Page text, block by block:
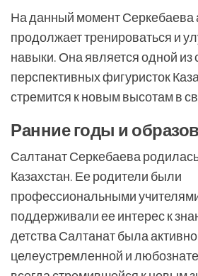
На данный момент Серкебаева
продолжает тренироваться и
навыки. Она является одной из
перспективных фигуристок
стремится к новым высотам в
Ранние годы и
Салтанат Серкебаева
Казахстан. Ее родители были
профессиональными
поддерживали ее интерес к
детства Салтанат была
целеустремленной и